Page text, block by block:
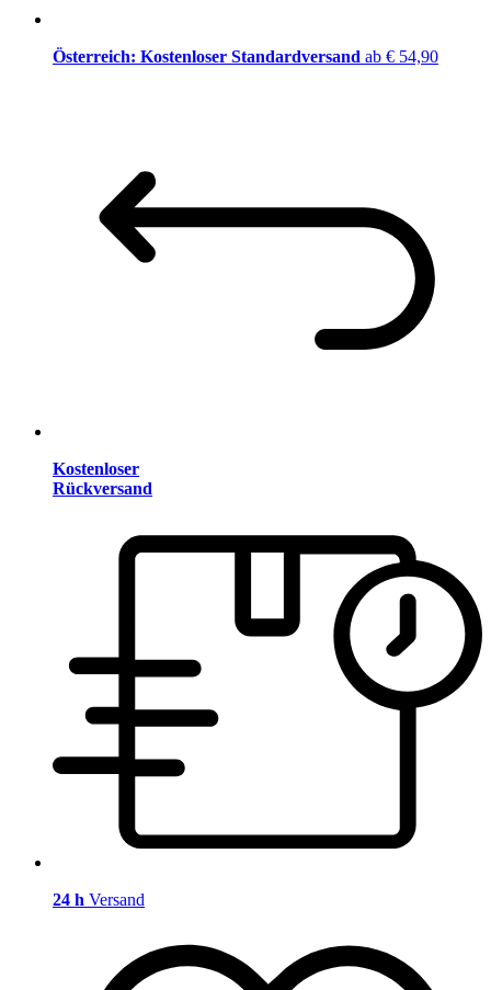
Österreich: Kostenloser Standardversand ab € 54,90
Kostenloser
Rückversand
24 h Versand